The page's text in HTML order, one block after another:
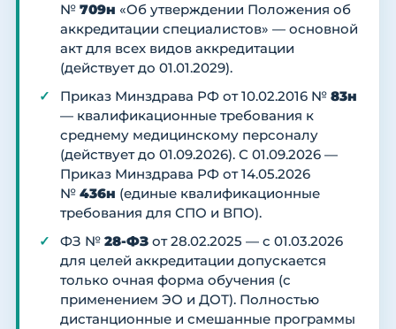
№ 709н «Об утверждении Положения об
аккредитации специалистов» — основной
акт для всех видов аккредитации
(действует до 01.01.2029).
Приказ Минздрава РФ от 10.02.2016 № 83н
— квалификационные требования к
среднему медицинскому персоналу
(действует до 01.09.2026). С 01.09.2026 —
Приказ Минздрава РФ от 14.05.2026
№ 436н (единые квалификационные
требования для СПО и ВПО).
ФЗ № 28-ФЗ от 28.02.2025 — с 01.03.2026
для целей аккредитации допускается
только очная форма обучения (с
применением ЭО и ДОТ). Полностью
дистанционные и смешанные программы